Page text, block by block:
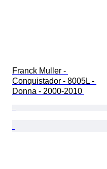
Franck Muller -
Conquistador - 8005L -
Donna - 2000-2010